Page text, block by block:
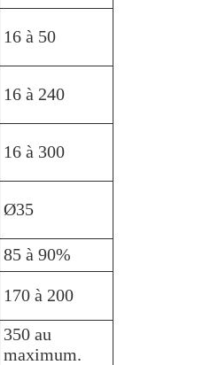
16 à 50
16 à 240
16 à 300
Ø35
85 à 90%
170 à 200
350 au
maximum.